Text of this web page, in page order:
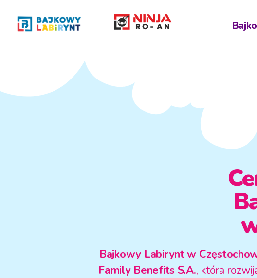
Bajkowy Labirynt w
Family Benefits S.A., która